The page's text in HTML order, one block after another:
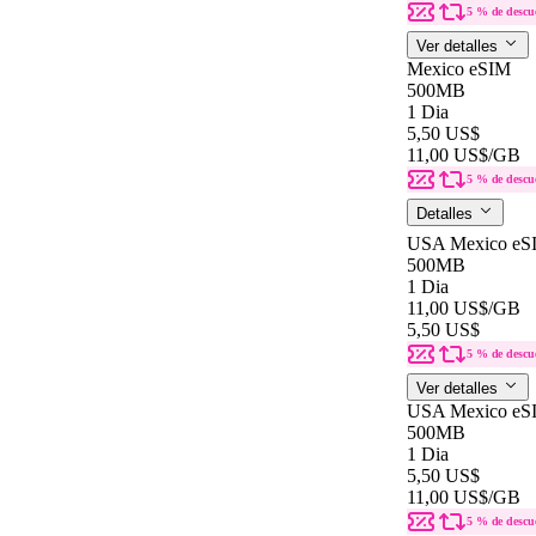
5 % de
Ver detalles
Mexico eSIM
500MB
1 Dia
5,50 US$
11,00 US$/GB
5 % de
Detalles
USA Mexico
500MB
1 Dia
11,00 US$/GB
5,50 US$
5 % de
Ver detalles
USA Mexico
500MB
1 Dia
5,50 US$
11,00 US$/GB
5 % de